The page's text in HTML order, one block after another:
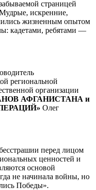
страницей
искренние,
жизненным опытом
кадетами, ребятами —
региональной
организации
АФГАНИСТАНА и
Олег
перед лицом
ценностей и
основой
не начинала войны, но
Победы».